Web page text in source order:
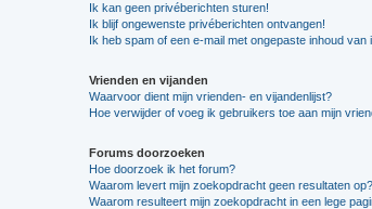
Ik kan geen privéberichten sturen!
Ik blijf ongewenste privéberichten ontvangen!
Ik heb spam of een e-mail met ongepaste inhoud van
Vrienden en vijanden
Waarvoor dient mijn vrienden- en vijandenlijst?
Hoe verwijder of voeg ik gebruikers toe aan mijn
Forums doorzoeken
Hoe doorzoek ik het forum?
Waarom levert mijn zoekopdracht geen resultaten op?
Waarom resulteert mijn zoekopdracht in een lege